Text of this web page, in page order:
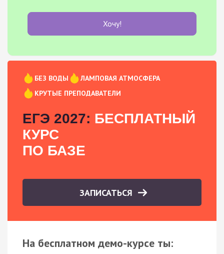
Хочу!
БЕЗ ВОДЫ
ЛАМПОВАЯ АТМОСФЕРА
КРУТЫЕ ПРЕПОДАВАТЕЛИ
ЕГЭ 2027: БЕСПЛАТНЫЙ
КУРС
ПО БАЗЕ
ЗАПИСАТЬСЯ
На бесплатном демо-курсе ты: